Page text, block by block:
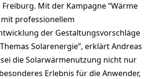
Mit der Kampagne “Wärme
mit professionellem
der Gestaltungsvorschläge
Solarenergie”, erklärt Andreas
die Solarwärmenutzung nicht nur
Erlebnis für die Anwender,